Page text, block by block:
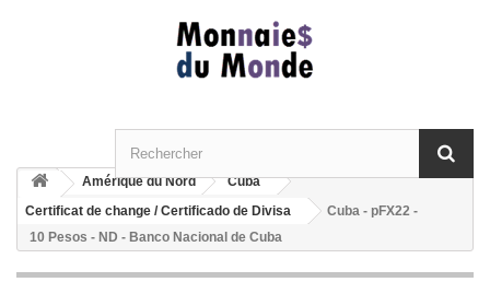
Amérique du Nord
Cuba
Certificat de change / Certificado de Divisa
Cuba - pFX22 -
10 Pesos - ND - Banco Nacional de Cuba